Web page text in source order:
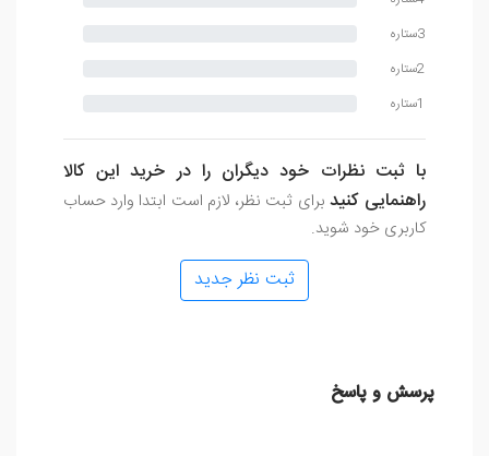
3ستاره
2ستاره
1ستاره
با ثبت نظرات خود دیگران را در خرید این کالا
راهنمایی کنید برای ثبت نظر، لازم است ابتدا وارد حساب
کاربری خود شوید.
ثبت نظر جدید
پرسش و پاسخ